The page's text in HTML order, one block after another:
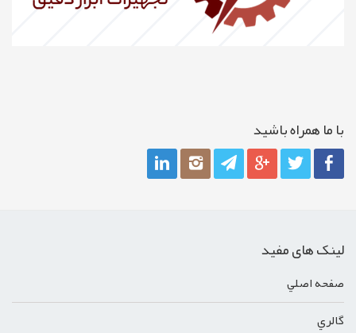
با ما همراه باشيد
لینک های مفید
صفحه اصلي
گالري